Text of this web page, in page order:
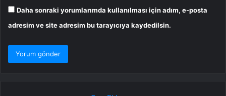
Daha sonraki yorumlarımda kullanılması için adım, e-posta
adresim ve site adresim bu tarayıcıya kaydedilsin.